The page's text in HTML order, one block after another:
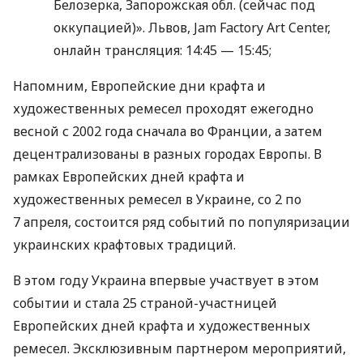
Белозерка, Запорожская обл. (сейчас под
оккупацией)». Львов, Jam Factory Art Center,
онлайн трансляция: 14:45 — 15:45;
Напомним, Европейские дни крафта и
художественных ремесел проходят ежегодно
весной с 2002 года сначала во Франции, а затем
децентрализованы в разных городах Европы. В
рамках Европейских дней крафта и
художественных ремесел в Украине, со 2 по
7 апреля, состоится ряд событий по популяризации
украинских крафтовых традиций.
В этом году Украина впервые участвует в этом
событии и стала 25 страной-участницей
Европейских дней крафта и художественных
ремесел. Эксклюзивным партнером мероприятий,